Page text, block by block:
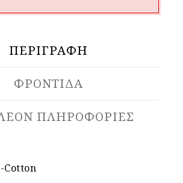
ΠΕΡΙΓΡΑΦΉ
ΦΡΟΝΤΙΔΑ
ΠΛΗΡΟΦΟΡΊΕΣ
Cotton